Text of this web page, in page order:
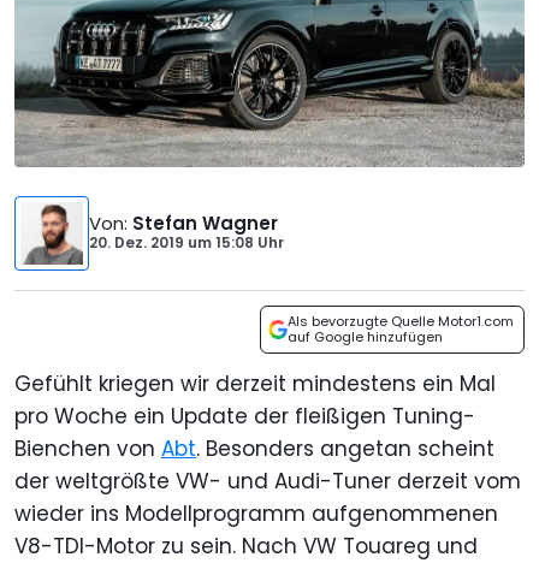
Von: Stefan Wagner
20. Dez. 2019 um15:08 Uhr
Als bevorzugte Quelle Motor1.com
auf Google hinzufügen
Gefühlt kriegen wir derzeit mindestens ein Mal
pro Woche ein Update der fleißigen Tuning-
Bienchen von Abt. Besonders angetan scheint
der weltgrößte VW- und Audi-Tuner derzeit vom
wieder ins Modellprogramm aufgenommenen
V8-TDI-Motor zu sein. Nach VW Touareg und